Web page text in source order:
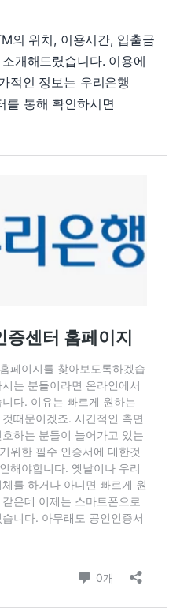
의 위치, 이용시간, 입출금
개해드렸습니다. 이용에
적인 정보는 우리은행
를 통해 확인하시면